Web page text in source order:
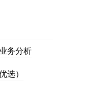
务分析
选）